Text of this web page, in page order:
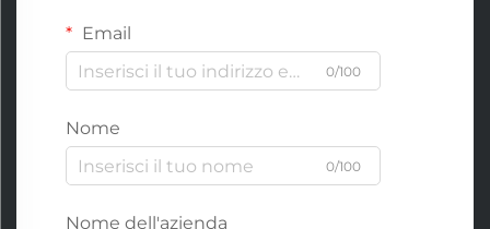
Email
0/100
Nome
0/100
Nome dell'azienda